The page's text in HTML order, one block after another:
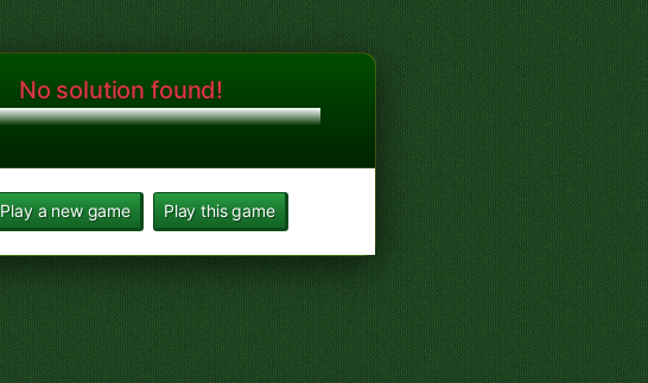
No solution found!
Play a new game Play this game